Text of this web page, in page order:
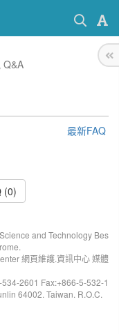
Q&A
最新FAQ
(0)
and Technology Bes
網頁維護.資訊中心 媒體
2601 Fax:+866-5-532-1
64002. Taiwan. R.O.C.